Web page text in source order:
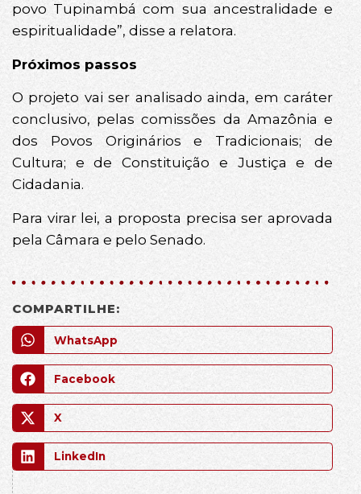
povo Tupinambá com sua ancestralidade e
espiritualidade”, disse a relatora.
Próximos passos
O projeto vai ser analisado ainda, em caráter
conclusivo, pelas comissões da Amazônia e
dos Povos Originários e Tradicionais; de
Cultura; e de Constituição e Justiça e de
Cidadania.
Para virar lei, a proposta precisa ser aprovada
pela Câmara e pelo Senado.
COMPARTILHE:
WhatsApp
Facebook
X
LinkedIn